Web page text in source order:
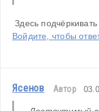
Здесь
Войдите, чтобы
Ясенов Автор